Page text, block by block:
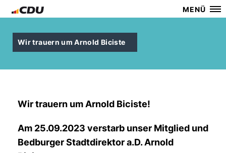
MENÜ
Wir trauern um Arnold Biciste
Wir trauern um Arnold Biciste!
Am 25.09.2023 verstarb unser Mitglied und
Bedburger Stadtdirektor a.D. Arnold